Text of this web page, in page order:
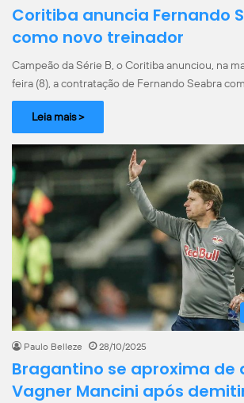
Coritiba anuncia Fernando
como novo treinador
Campeão da Série B, o Coritiba anunciou, na
feira (8), a contratação de Fernando Seabra
Leia mais >
Paulo Belleze 28/10/2025
Bragantino se aproxima de
Vagner Mancini após